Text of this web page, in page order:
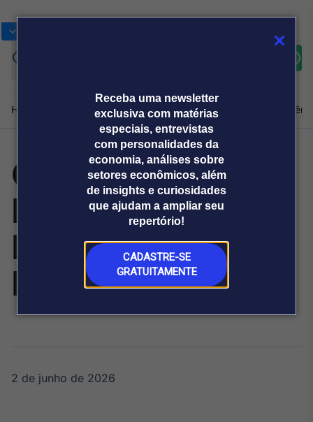
Receba uma newsletter
exclusiva com matérias
especiais, entrevistas
com personalidades da
economia, análises sobre
setores econômicos, além
de insights e curiosidades
que ajudam a ampliar seu
repertório!
CADASTRE-SE
GRATUITAMENTE
Home Produtos e soluçõesNotíciasBlogWeekend
Plataformas
Broadcast
Broadcast+
O mercado
financeiro em
tempo real
Broadcast
Sobre nós Releases Broadcast
Prêmio Broadcast
Analistas
Prêmio Broadcast
Empresas
Agências de
comunicação
Releases
Orano Aumenta
Participação na
Mina de Cigar
Lake no Canadá
2 de junho de 2026